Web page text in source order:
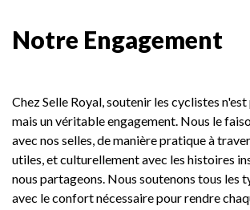
Notre Engagement
Chez Selle Royal, soutenir les cyclistes
mais un véritable engagement. Nous le
avec nos selles, de manière pratique à
utiles, et culturellement avec les histoires
nous partageons. Nous soutenons tous les
avec le confort nécessaire pour rendre